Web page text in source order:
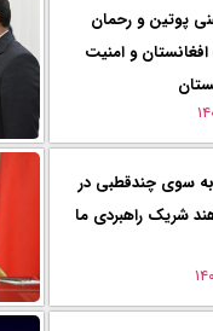
پوتین و رحمان
افغانستان و امنیت
سوی چندقطبی در
شریک راهبردی ما